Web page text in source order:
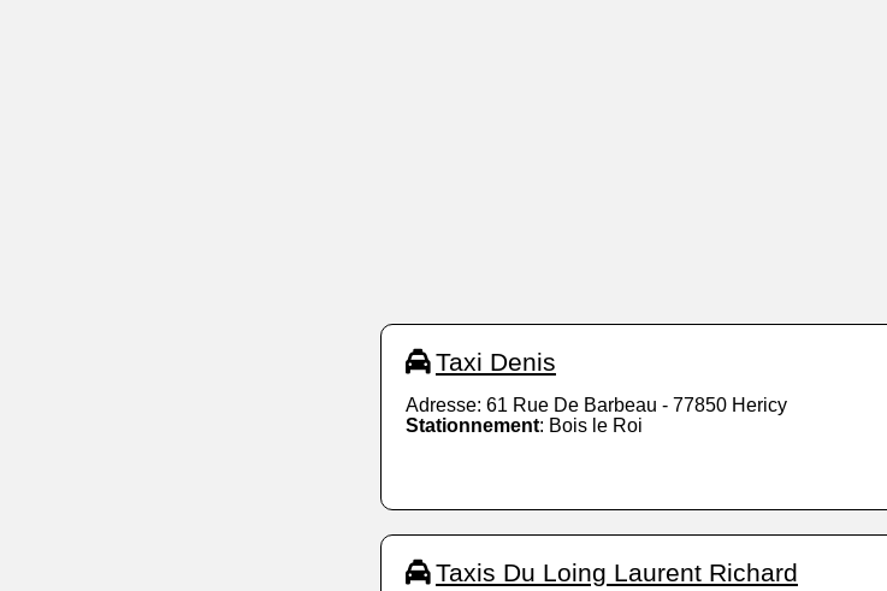
Taxi Denis
Adresse: 61 Rue De Barbeau - 77850 Hericy
Stationnement: Bois le Roi
Taxis Du Loing Laurent Richard